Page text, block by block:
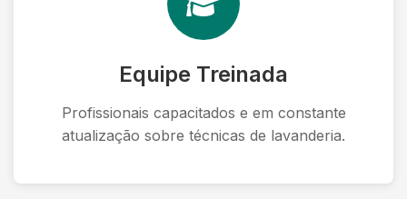
Equipe Treinada
Profissionais capacitados e em constante
atualização sobre técnicas de lavanderia.